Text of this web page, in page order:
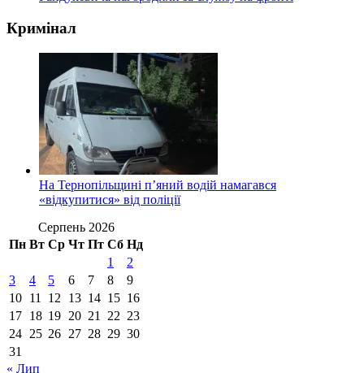
Кримінал
На Тернопільщині п’яний водій намагався
«відкупитися» від поліції
Серпень 2026
Пн Вт Ср Чт Пт Сб Нд
1
2
3
4 5 6 7 8
9
10 11 12 13 14 15 16
17 18 19 20 21 22 23
24 25 26 27 28 29 30
31
« Лип